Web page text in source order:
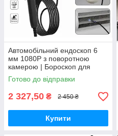
Автомобільний ендоскоп 6
мм 1080P з поворотною
камерою | Бороскоп для
Android та iPhone
Готово до відправки
2 327,50 ₴ 2 450 ₴
Купити